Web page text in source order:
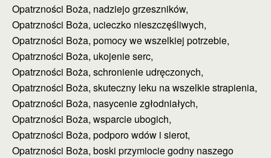
Opatrzności Boża, nadziejo grzeszników,
Opatrzności Boża, ucieczko nieszczęśliwych,
Opatrzności Boża, pomocy we wszelkiej potrzebie,
Opatrzności Boża, ukojenie serc,
Opatrzności Boża, schronienie udręczonych,
Opatrzności Boża, skuteczny leku na wszelkie strapienia,
Opatrzności Boża, nasycenie zgłodniałych,
Opatrzności Boża, wsparcie ubogich,
Opatrzności Boża, podporo wdów i sierot,
Opatrzności Boża, boski przymiocie godny naszego